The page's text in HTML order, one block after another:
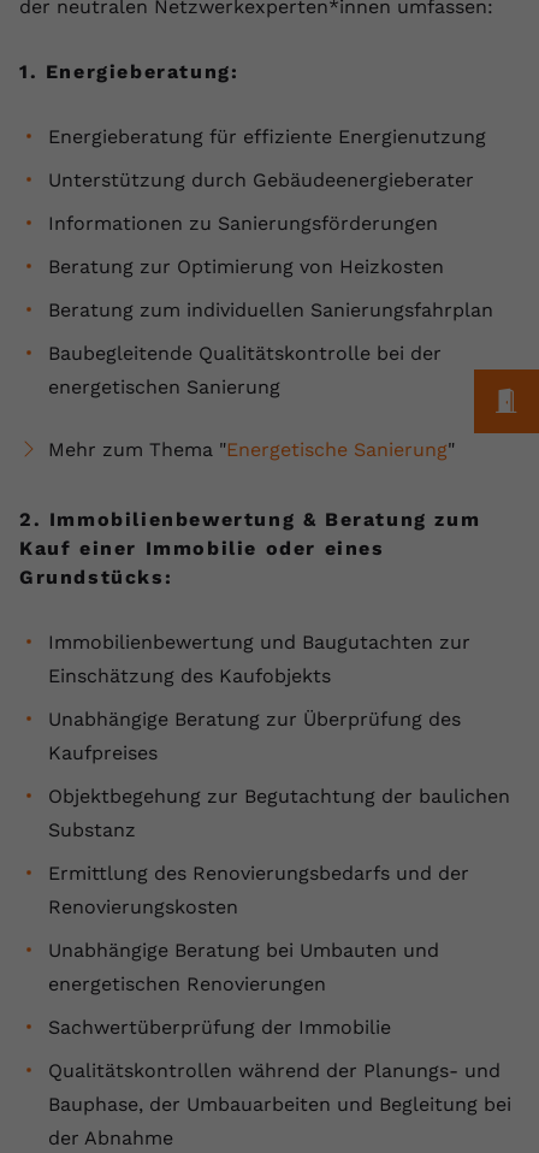
der neutralen Netzwerkexperten*innen umfassen:
1. Energieberatung:
Energieberatung für effiziente Energienutzung
Unterstützung durch Gebäudeenergieberater
Informationen zu Sanierungsförderungen
Beratung zur Optimierung von Heizkosten
Beratung zum individuellen Sanierungsfahrplan
Baubegleitende Qualitätskontrolle bei der
energetischen Sanierung
Mehr zum Thema "Energetische Sanierung"
2. Immobilienbewertung & Beratung zum
Kauf einer Immobilie oder eines
Grundstücks:
Immobilienbewertung und Baugutachten zur
Einschätzung des Kaufobjekts
Unabhängige Beratung zur Überprüfung des
Kaufpreises
Objektbegehung zur Begutachtung der baulichen
Substanz
Ermittlung des Renovierungsbedarfs und der
Renovierungskosten
Unabhängige Beratung bei Umbauten und
energetischen Renovierungen
Sachwertüberprüfung der Immobilie
Qualitätskontrollen während der Planungs- und
Bauphase, der Umbauarbeiten und Begleitung bei
der Abnahme